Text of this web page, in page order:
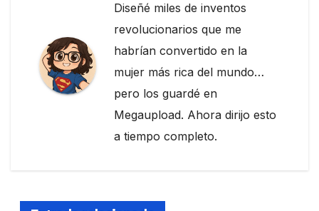
Diseñé miles de inventos
revolucionarios que me
habrían convertido en la
mujer más rica del mundo…
pero los guardé en
Megaupload. Ahora dirijo esto
a tiempo completo.